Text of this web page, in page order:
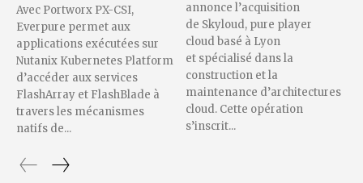
Avec Portworx PX-CSI,
Everpure permet aux
applications exécutées sur
Nutanix Kubernetes Platform
d’accéder aux services
FlashArray et FlashBlade à
travers les mécanismes
natifs de...
annonce l’acquisition
de Skyloud, pure player
cloud basé à Lyon
et spécialisé dans la
construction et la
maintenance d’architectures
cloud. Cette opération
s’inscrit...